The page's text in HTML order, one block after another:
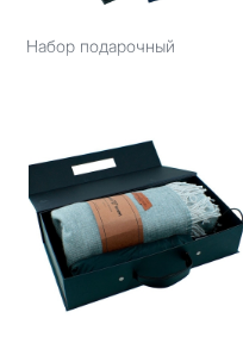
Набор подарочный